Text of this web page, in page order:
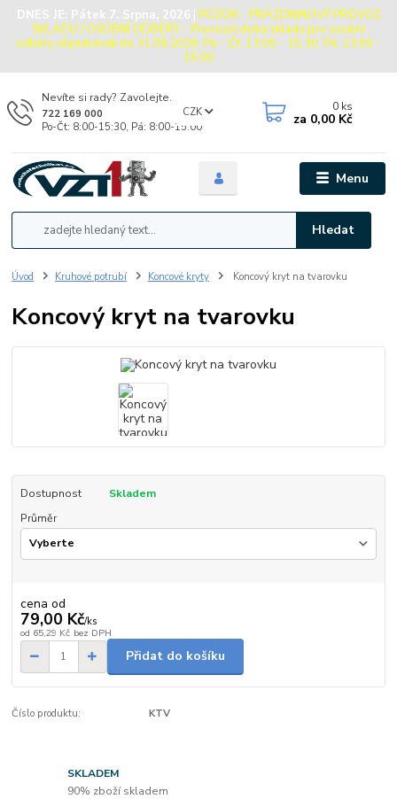
DNES JE: Pátek 7. Srpna, 2026 | POZOR - PRÁZDNINOVÝ PROVOZ
SKLADU / OSOBNÍ ODBĚRY - Provozní doba skladu pro osobní
odběry objednávek do 31.08.2026: Po - Čt: 13:00 - 15:30, Pá: 13:00 -
15:00
Menu
CZK
Hledat
Nevíte si rady? Zavolejte.
722 169 000
Po-Čt: 8:00-15:30, Pá: 8:00-15:00
0 ks
za 0,00 Kč
Úvod Kruhové potrubí Koncové kryty Koncový kryt na tvarovku
Koncový kryt na tvarovku
Dostupnost
Skladem
Průměr
cena od
79,00 Kč/ks
od 65,29 Kč bez DPH
Přidat do košíku
Číslo produktu: KTV
SKLADEM
90% zboží skladem